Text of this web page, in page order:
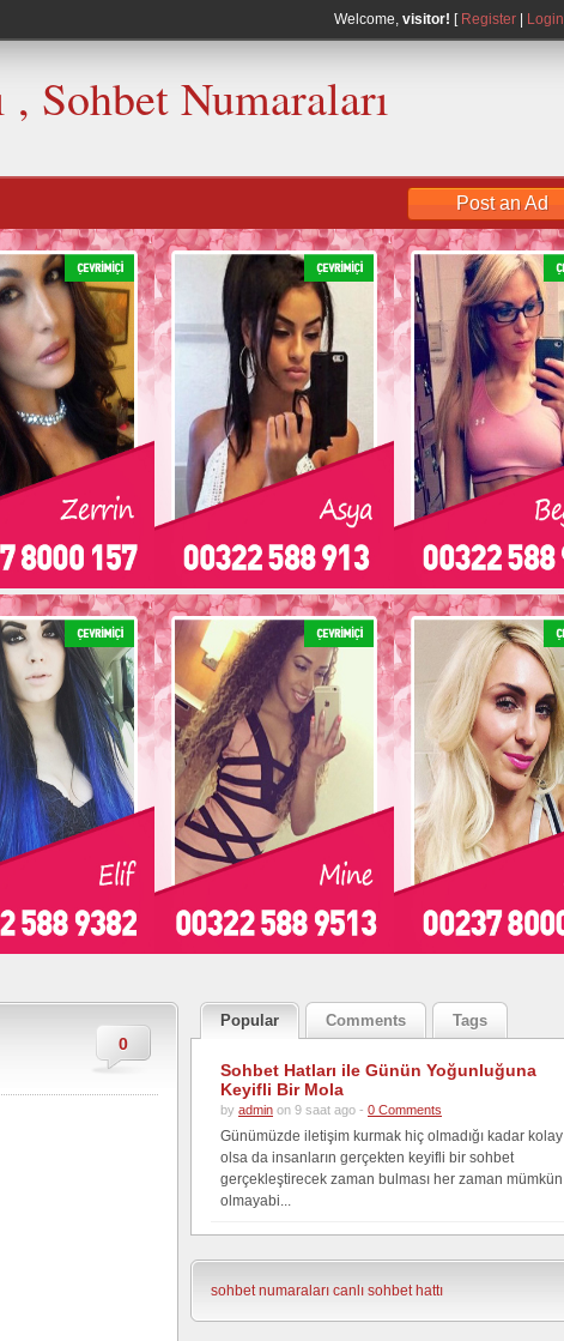
Welcome, visitor! [ Register Login
Sohbet Numaraları
Post an Ad
0
Popular Comments Tags
Sohbet Hatları ile Günün Yoğunluğuna
Keyifli Bir Mola
by admin on 9 saat ago - 0 Comments
Günümüzde iletişim kurmak hiç olmadığı kadar kolay
olsa da insanların gerçekten keyifli bir sohbet
gerçekleştirecek zaman bulması her zaman mümkün
olmayabi...
sohbet numaraları canlı sohbet hattı